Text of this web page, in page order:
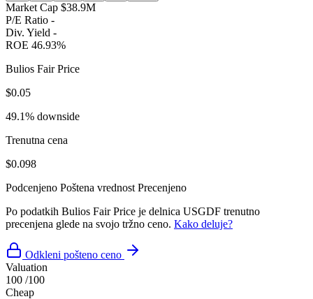
Market Cap $38.9M
P/E Ratio -
Div. Yield -
ROE 46.93%
Bulios Fair Price
$0.05
49.1% downside
Trenutna cena
$0.098
Podcenjeno Poštena vrednost Precenjeno
Po podatkih Bulios Fair Price je delnica USGDF trenutno
precenjena glede na svojo tržno ceno. Kako deluje?
Odkleni pošteno ceno
Valuation
100 /100
Cheap